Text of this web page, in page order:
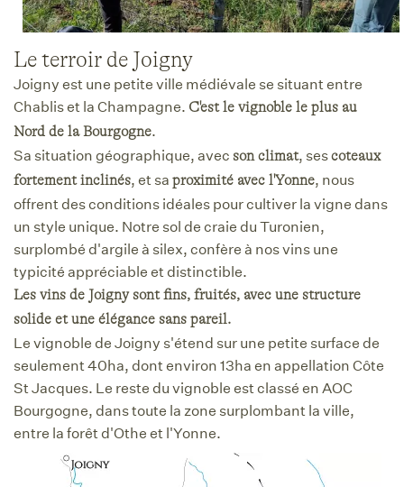
Le terroir de Joigny
Joigny est une petite ville médiévale se situant entre
Chablis et la Champagne. C'est le vignoble le plus au
Nord de la Bourgogne.
Sa situation géographique, avec son climat, sescoteaux
fortement inclinés, et sa proximité avec l'Yonne, nous
offrent des conditions idéales pour cultiver la vigne dans
un style unique. Notre sol de craie du Turonien,
surplombé d'argile à silex, confère à nos vins une
typicité appréciable et distinctible.
Les vins de Joigny sont fins, fruités, avec une structure
solide et une élégance sans pareil.
Le vignoble de Joigny s'étend sur une petite surface de
seulement 40ha, dont environ 13ha en appellation Côte
St Jacques. Le reste du vignoble est classé en AOC
Bourgogne, dans toute la zone surplombant la ville,
entre la forêt d'Othe et l'Yonne.